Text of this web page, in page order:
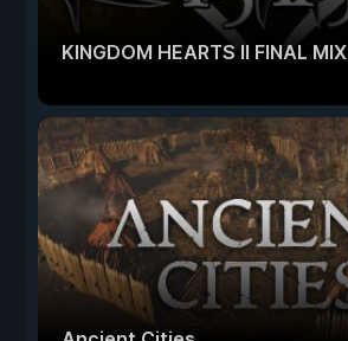
KINGDOM HEARTS II FINAL MIX